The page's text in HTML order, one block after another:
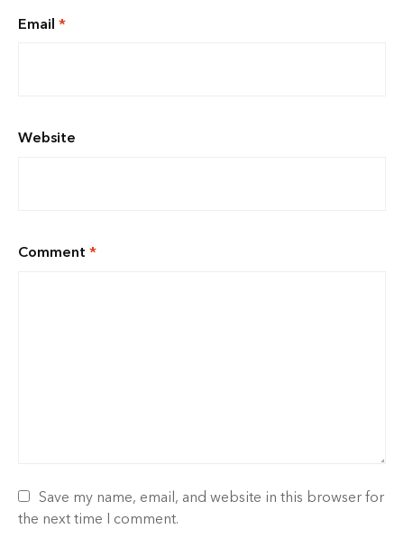
Comment *
Email *
Website
Save my name, email, and website in this browser for
the next time I comment.